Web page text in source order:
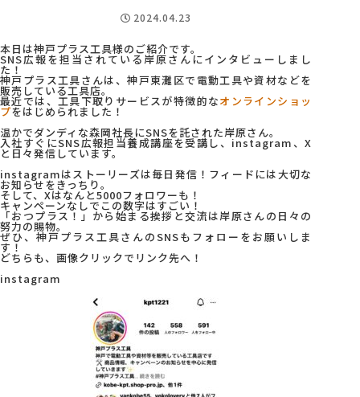
MG研修
スタッフ紹介
最新ブログ
会社概要
アクセス
2024.04.23
本日は神戸プラス工具様のご紹介です。
SNS広報を担当されている岸原さんにインタビューしまし
た！
神戸プラス工具さんは、神戸東灘区で電動工具や資材などを
販売している工具店。
最近では、工具下取りサービスが特徴的なオンラインショッ
プをはじめられました！
温かでダンディな森岡社長にSNSを託された岸原さん。
入社すぐにSNS広報担当養成講座を受講し、instagram、X
と日々発信しています。
instagramはストーリーズは毎日発信！フィードには大切な
お知らせをきっちり。
そして、Xはなんと5000フォロワーも！
キャンペーンなしでこの数字はすごい！
「おつプラス！」から始まる挨拶と交流は岸原さんの日々の
努力の賜物。
ぜひ、神戸プラス工具さんのSNSもフォローをお願いしま
す！
どちらも、画像クリックでリンク先へ！
instagram